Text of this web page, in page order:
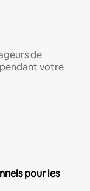
de
votre
pour les